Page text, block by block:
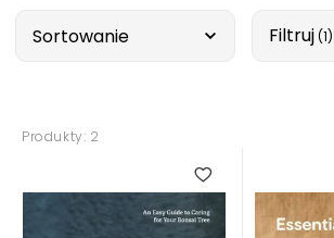
Sortowanie Filtruj (1)
Produkty: 2